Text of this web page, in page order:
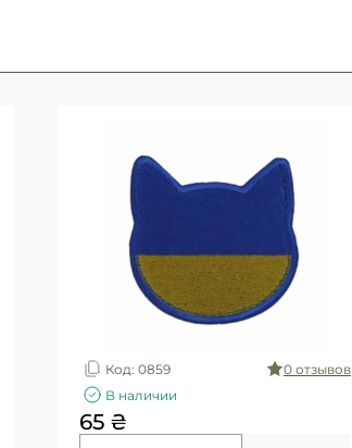
Код: 0859
0 отзывов
В наличии
65 ₴